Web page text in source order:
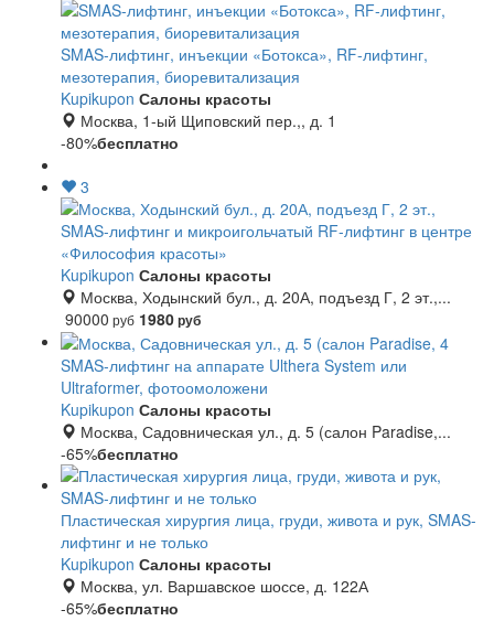
SMAS-лифтинг, инъекции «Ботокса», RF-лифтинг,
мезотерапия, биоревитализация
Kupikupon Салоны красоты
Москва, 1-ый Щиповский пер.,, д. 1
-80%бесплатно
3
SMAS-лифтинг и микроигольчатый RF-лифтинг в центре
«Философия красоты»
Kupikupon Салоны красоты
Москва, Ходынский бул., д. 20А, подъезд Г, 2 эт.,...
90000 руб 1980руб
SMAS-лифтинг на аппарате Ulthera System или
Ultraformer, фотоомоложени
Kupikupon Салоны красоты
Москва, Садовническая ул., д. 5 (салон Paradise,...
-65%бесплатно
Пластическая хирургия лица, груди, живота и рук, SMAS-
лифтинг и не только
Kupikupon Салоны красоты
Москва, ул. Варшавское шоссе, д. 122А
-65%бесплатно